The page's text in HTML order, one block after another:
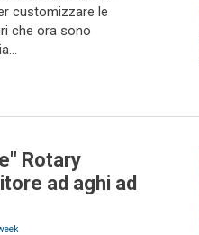
customizzare le
che ora sono
Rotary
ad aghi ad